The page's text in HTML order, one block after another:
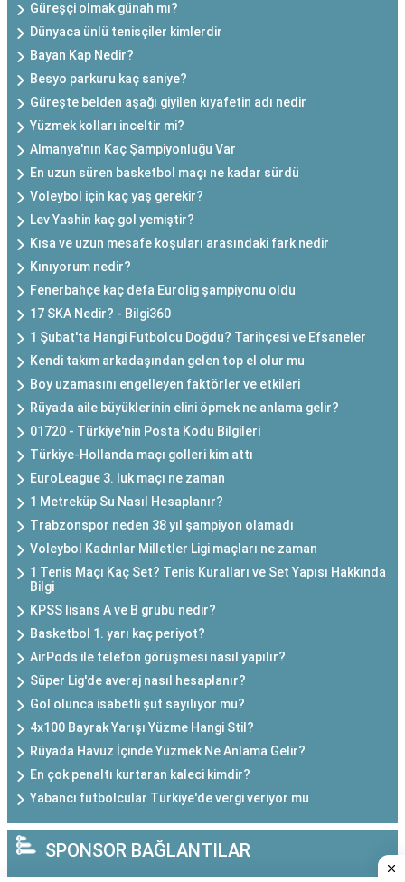
Güreşçi olmak günah mı?
Dünyaca ünlü tenisçiler kimlerdir
Bayan Kap Nedir?
Besyo parkuru kaç saniye?
Güreşte belden aşağı giyilen kıyafetin adı nedir
Yüzmek kolları inceltir mi?
Almanya'nın Kaç Şampiyonluğu Var
En uzun süren basketbol maçı ne kadar sürdü
Voleybol için kaç yaş gerekir?
Lev Yashin kaç gol yemiştir?
Kısa ve uzun mesafe koşuları arasındaki fark nedir
Kınıyorum nedir?
Fenerbahçe kaç defa Eurolig şampiyonu oldu
17 SKA Nedir? - Bilgi360
1 Şubat'ta Hangi Futbolcu Doğdu? Tarihçesi ve Efsaneler
Kendi takım arkadaşından gelen top el olur mu
Boy uzamasını engelleyen faktörler ve etkileri
Rüyada aile büyüklerinin elini öpmek ne anlama gelir?
01720 - Türkiye'nin Posta Kodu Bilgileri
Türkiye-Hollanda maçı golleri kim attı
EuroLeague 3. luk maçı ne zaman
1 Metreküp Su Nasıl Hesaplanır?
Trabzonspor neden 38 yıl şampiyon olamadı
Voleybol Kadınlar Milletler Ligi maçları ne zaman
1 Tenis Maçı Kaç Set? Tenis Kuralları ve Set Yapısı Hakkında
Bilgi
KPSS lisans A ve B grubu nedir?
Basketbol 1. yarı kaç periyot?
AirPods ile telefon görüşmesi nasıl yapılır?
Süper Lig'de averaj nasıl hesaplanır?
Gol olunca isabetli şut sayılıyor mu?
4x100 Bayrak Yarışı Yüzme Hangi Stil?
Rüyada Havuz İçinde Yüzmek Ne Anlama Gelir?
En çok penaltı kurtaran kaleci kimdir?
Yabancı futbolcular Türkiye'de vergi veriyor mu
SPONSOR BAĞLANTILAR